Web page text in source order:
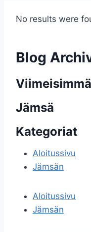
No results were
Blog
Jämsä
Kategoriat
Aloitussivu
Jämsän
Aloitussivu
Jämsän